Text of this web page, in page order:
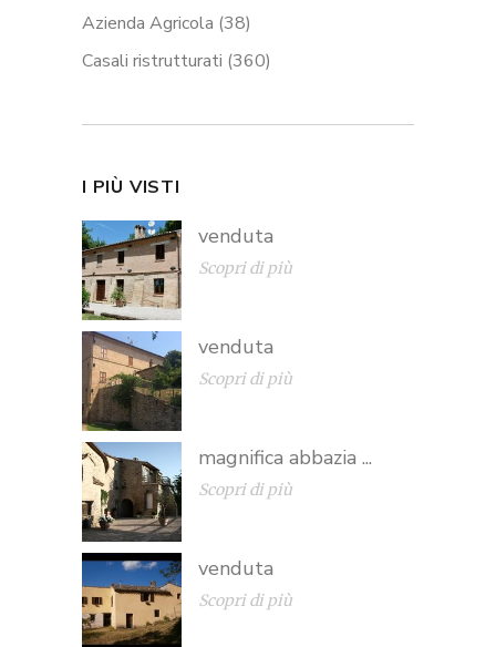
Azienda Agricola (38)
Casali ristrutturati (360)
I PIÙ VISTI
venduta
Scopri di più
venduta
Scopri di più
magnifica abbazia ...
Scopri di più
venduta
Scopri di più